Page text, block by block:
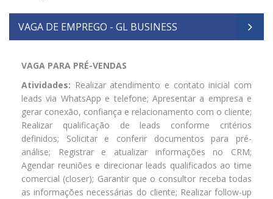
VAGA DE EMPREGO - GL BUSINESS
VAGA PARA PRÉ-VENDAS
Atividades: Realizar atendimento e contato inicial com
leads via WhatsApp e telefone; Apresentar a empresa e
gerar conexão, confiança e relacionamento com o cliente;
Realizar qualificação de leads conforme critérios
definidos; Solicitar e conferir documentos para pré-
análise; Registrar e atualizar informações no CRM;
Agendar reuniões e direcionar leads qualificados ao time
comercial (closer); Garantir que o consultor receba todas
as informações necessárias do cliente; Realizar follow-up